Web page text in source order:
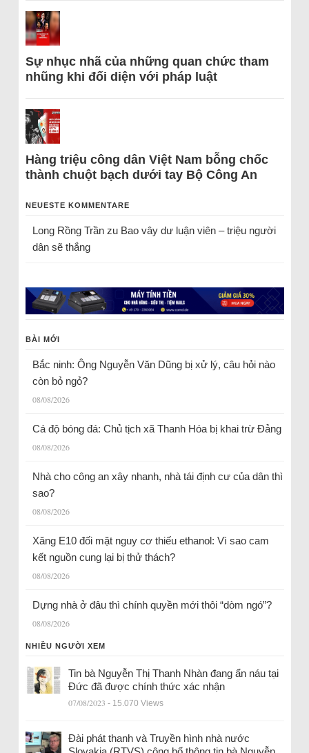
Sự nhục nhã của những quan chức tham
nhũng khi đối diện với pháp luật
Hàng triệu công dân Việt Nam bỗng chốc
thành chuột bạch dưới tay Bộ Công An
NEUESTE KOMMENTARE
Long Rồng Trầnzu Bao vây dư luận viên – triệu người
dân sẽ thắng
BÀI MỚI
Bắc ninh: Ông Nguyễn Văn Dũng bị xử lý, câu hỏi nào
còn bỏ ngỏ?
08/08/2026
Cá độ bóng đá: Chủ tịch xã Thanh Hóa bị khai trừ Đảng
08/08/2026
Nhà cho công an xây nhanh, nhà tái định cư của dân thì
sao?
08/08/2026
Xăng E10 đối mặt nguy cơ thiếu ethanol: Vì sao cam
kết nguồn cung lại bị thử thách?
08/08/2026
Dựng nhà ở đâu thì chính quyền mới thôi “dòm ngó”?
08/08/2026
NHIỀU NGƯỜI XEM
Tin bà Nguyễn Thị Thanh Nhàn đang ẩn náu tại
Đức đã được chính thức xác nhận
07/08/2023 - 15.070 Views
Đài phát thanh và Truyền hình nhà nước